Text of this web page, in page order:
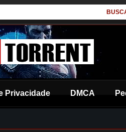
Privacidade DMCA